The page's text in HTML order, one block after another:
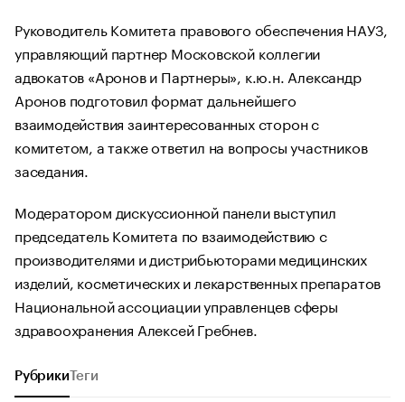
Руководитель Комитета правового обеспечения НАУЗ,
управляющий партнер Московской коллегии
адвокатов «Аронов и Партнеры», к.ю.н. Александр
Аронов подготовил формат дальнейшего
взаимодействия заинтересованных сторон с
комитетом, а также ответил на вопросы участников
заседания.
Модератором дискуссионной панели выступил
председатель Комитета по взаимодействию с
производителями и дистрибьюторами медицинских
изделий, косметических и лекарственных препаратов
Национальной ассоциации управленцев сферы
здравоохранения Алексей Гребнев.
Рубрики Теги